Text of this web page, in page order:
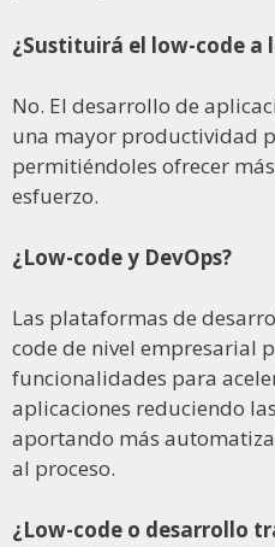
¿Sustituirá el low-code a
No. El desarrollo de
una mayor productividad
permitiéndoles ofrecer
esfuerzo.
¿Low-code y DevOps?
Las plataformas de
code de nivel empresarial
funcionalidades para
aplicaciones reduciendo
aportando más
al proceso.
¿Low-code o desarrollo